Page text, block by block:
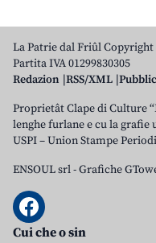
La Patrie dal Friûl
Partita IVA 01299830305
Redazion RSS/XML
Proprietât Clape di Culture
lenghe furlane e cu la grafie
USPI – Union Stampe
ENSOUL srl-Grafiche
Cui che o sin